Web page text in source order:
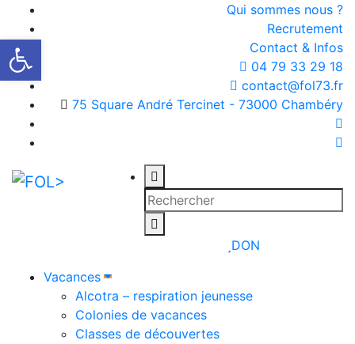
Qui sommes nous ?
Recrutement
Contact & Infos
04 79 33 29 18
contact@fol73.fr
75 Square André Tercinet - 73000 Chambéry
DON
Vacances
Alcotra – respiration jeunesse
Colonies de vacances
Classes de découvertes
Ouvrir la barre d’outils